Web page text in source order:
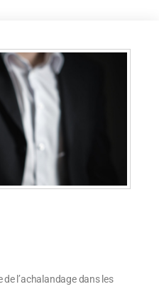
l’achalandage dans les